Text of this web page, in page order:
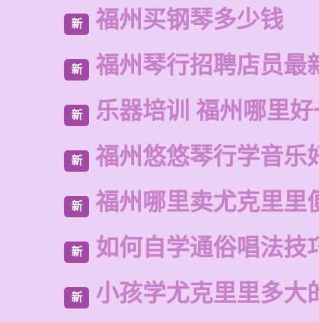
新 福州买钢琴多少钱
新 福州琴行招聘店员最
新 乐器培训 福州哪里
新 福州悠悠琴行学音乐
新 福州哪里卖尤克里里
新 如何自学通俗唱法技
新 小孩学尤克里里多大